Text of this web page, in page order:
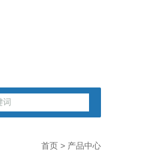
首页 > 产品中心